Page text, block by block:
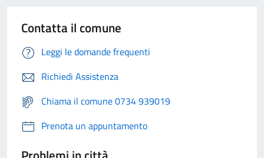
Contatta il comune
Leggi le domande frequenti
Richiedi Assistenza
Chiama il comune 0734 939019
Prenota un appuntamento